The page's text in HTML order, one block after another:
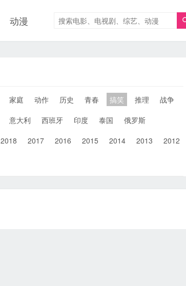
动漫
家庭 动作 历史 青春 搞笑 推理 战争
意大利 西班牙 印度 泰国
俄罗斯
2018 2017 2016 2015 2014 2013 2012